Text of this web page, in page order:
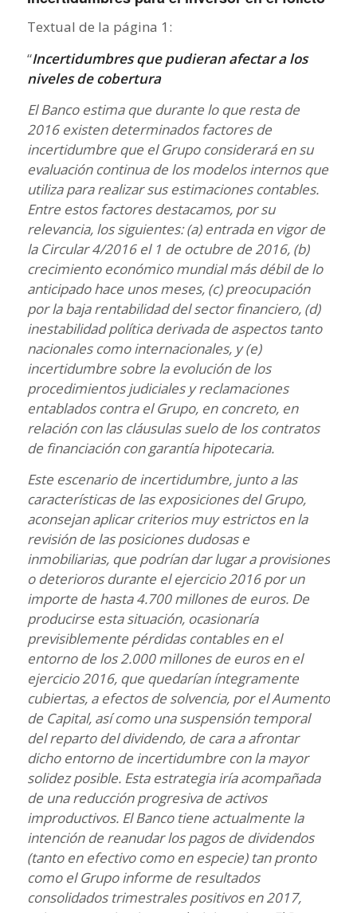
Textual de la página 1:
“Incertidumbres que pudieran afectar a los
niveles de cobertura
El Banco estima que durante lo que resta de
2016 existen determinados factores de
incertidumbre que el Grupo considerará en su
evaluación continua de los modelos internos que
utiliza para realizar sus estimaciones contables.
Entre estos factores destacamos, por su
relevancia, los siguientes: (a) entrada en vigor de
la Circular 4/2016 el 1 de octubre de 2016, (b)
crecimiento económico mundial más débil de lo
anticipado hace unos meses, (c) preocupación
por la baja rentabilidad del sector financiero, (d)
inestabilidad política derivada de aspectos tanto
nacionales como internacionales, y (e)
incertidumbre sobre la evolución de los
procedimientos judiciales y reclamaciones
entablados contra el Grupo, en concreto, en
relación con las cláusulas suelo de los contratos
de financiación con garantía hipotecaria.
Este escenario de incertidumbre, junto a las
características de las exposiciones del Grupo,
aconsejan aplicar criterios muy estrictos en la
revisión de las posiciones dudosas e
inmobiliarias, que podrían dar lugar a provisiones
o deterioros durante el ejercicio 2016 por un
importe de hasta 4.700 millones de euros. De
producirse esta situación, ocasionaría
previsiblemente pérdidas contables en el
entorno de los 2.000 millones de euros en el
ejercicio 2016, que quedarían íntegramente
cubiertas, a efectos de solvencia, por el Aumento
de Capital, así como una suspensión temporal
del reparto del dividendo, de cara a afrontar
dicho entorno de incertidumbre con la mayor
solidez posible. Esta estrategia iría acompañada
de una reducción progresiva de activos
improductivos. El Banco tiene actualmente la
intención de reanudar los pagos de dividendos
(tanto en efectivo como en especie) tan pronto
como el Grupo informe de resultados
consolidados trimestrales positivos en 2017,